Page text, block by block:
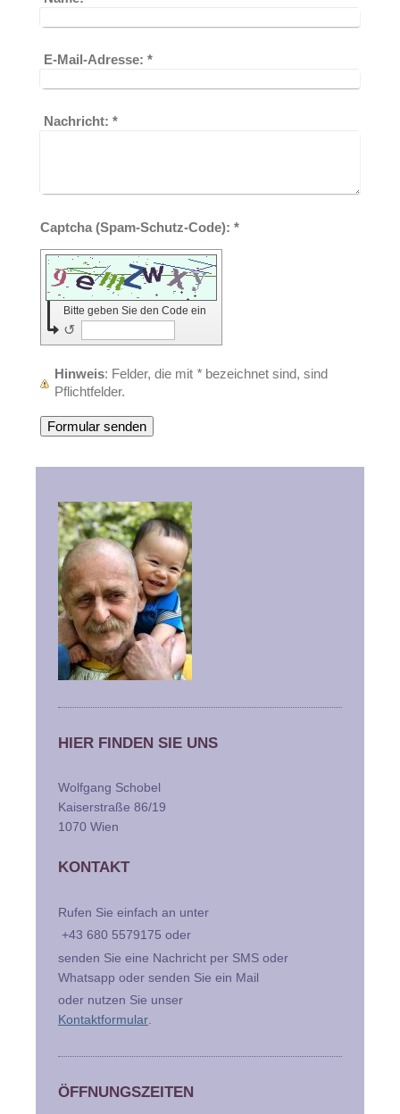
E-Mail-Adresse: *
Nachricht: *
Captcha (Spam-Schutz-Code): *
Bitte geben Sie den Code ein
↺
Hinweis : Felder, die mit * bezeichnet sind, sind
Pflichtfelder.
HIER FINDEN SIE UNS
Wolfgang Schobel
Kaiserstraße 86/19
1070 Wien
KONTAKT
Rufen Sie einfach an unter
+43 680 5579175 oder
senden Sie eine Nachricht per SMS oder
Whatsapp oder senden Sie ein Mail
oder nutzen Sie unser
Kontaktformular.
ÖFFNUNGSZEITEN